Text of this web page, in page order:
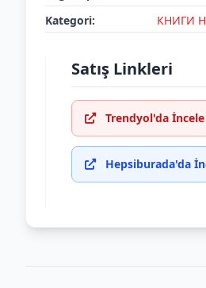
Kategori:
КНИГИ
Satış Linkleri
Trendyol'da İncele
Hepsiburada'da